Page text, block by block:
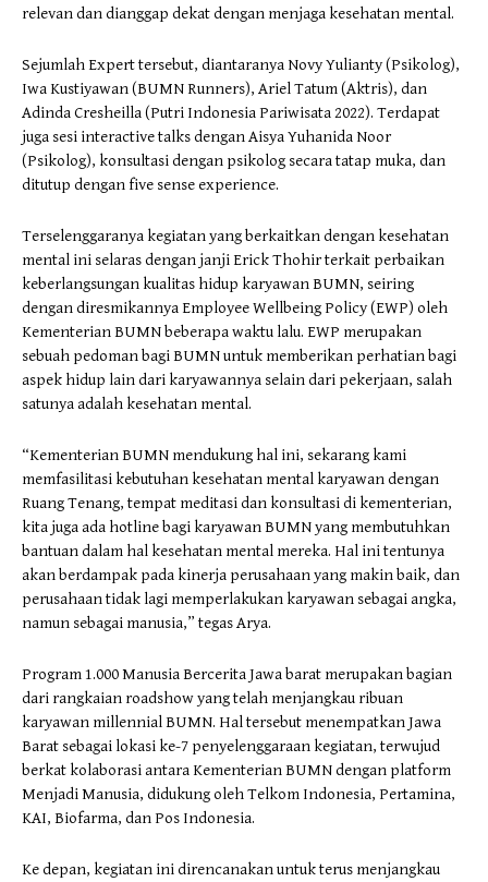
relevan dan dianggap dekat dengan menjaga kesehatan mental.
Sejumlah Expert tersebut, diantaranya Novy Yulianty (Psikolog),
Iwa Kustiyawan (BUMN Runners), Ariel Tatum (Aktris), dan
Adinda Cresheilla (Putri Indonesia Pariwisata 2022). Terdapat
juga sesi interactive talks dengan Aisya Yuhanida Noor
(Psikolog), konsultasi dengan psikolog secara tatap muka, dan
ditutup dengan five sense experience.
Terselenggaranya kegiatan yang berkaitkan dengan kesehatan
mental ini selaras dengan janji Erick Thohir terkait perbaikan
keberlangsungan kualitas hidup karyawan BUMN, seiring
dengan diresmikannya Employee Wellbeing Policy (EWP) oleh
Kementerian BUMN beberapa waktu lalu. EWP merupakan
sebuah pedoman bagi BUMN untuk memberikan perhatian bagi
aspek hidup lain dari karyawannya selain dari pekerjaan, salah
satunya adalah kesehatan mental.
“Kementerian BUMN mendukung hal ini, sekarang kami
memfasilitasi kebutuhan kesehatan mental karyawan dengan
Ruang Tenang, tempat meditasi dan konsultasi di kementerian,
kita juga ada hotline bagi karyawan BUMN yang membutuhkan
bantuan dalam hal kesehatan mental mereka. Hal ini tentunya
akan berdampak pada kinerja perusahaan yang makin baik, dan
perusahaan tidak lagi memperlakukan karyawan sebagai angka,
namun sebagai manusia,” tegas Arya.
Program 1.000 Manusia Bercerita Jawa barat merupakan bagian
dari rangkaian roadshow yang telah menjangkau ribuan
karyawan millennial BUMN. Hal tersebut menempatkan Jawa
Barat sebagai lokasi ke-7 penyelenggaraan kegiatan, terwujud
berkat kolaborasi antara Kementerian BUMN dengan platform
Menjadi Manusia, didukung oleh Telkom Indonesia, Pertamina,
KAI, Biofarma, dan Pos Indonesia.
Ke depan, kegiatan ini direncanakan untuk terus menjangkau